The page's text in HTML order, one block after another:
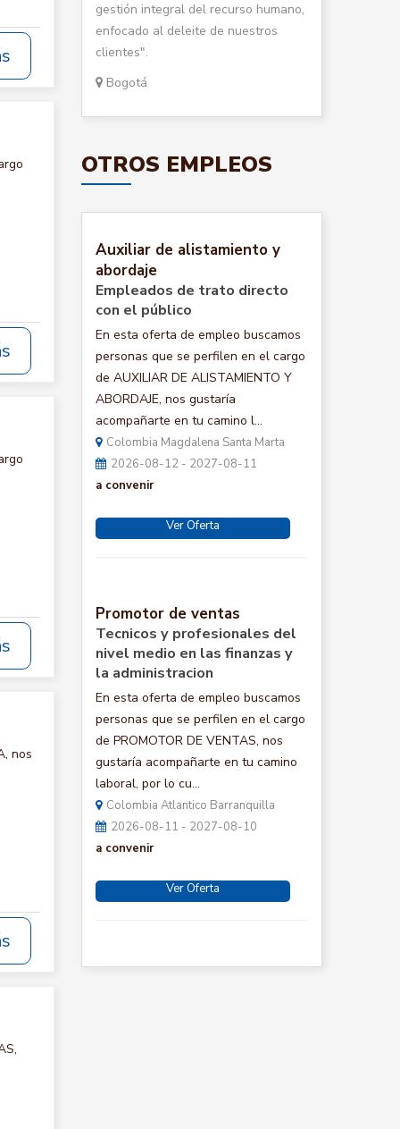
nos
gestión integral del recurso humano,
enfocado al deleite de nuestros
clientes".
Bogotá
OTROS EMPLEOS
Auxiliar de alistamiento y
abordaje
Empleados de trato directo
con el público
En esta oferta de empleo buscamos
personas que se perfilen en el cargo
de AUXILIAR DE ALISTAMIENTO Y
ABORDAJE, nos gustaría
acompañarte en tu camino l...
Colombia Magdalena Santa Marta
2026-08-12 - 2027-08-11
a convenir
Ver Oferta
Promotor de ventas
Tecnicos y profesionales del
nivel medio en las finanzas y
la administracion
En esta oferta de empleo buscamos
personas que se perfilen en el cargo
de PROMOTOR DE VENTAS, nos
gustaría acompañarte en tu camino
laboral, por lo cu...
Colombia Atlantico Barranquilla
2026-08-11 - 2027-08-10
a convenir
Ver Oferta